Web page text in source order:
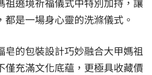
都是一場身心靈的洗滌儀式。
皂的包裝設計巧妙融合大甲媽祖
僅充滿文化底蘊，更極具收藏價